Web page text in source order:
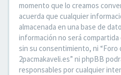
momento que lo creamos
acuerda que cualquier
almacenada en una base de
información no será
sin su consentimiento, ni “Foro
2pacmakaveli.es” ni phpBB
responsables por cualquier